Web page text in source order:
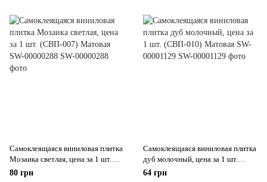
Самоклеящаяся виниловая плитка
Мозаика светлая, цена за 1 шт.
(СВП-007) Матовая SW-
80 грн
Самоклеящаяся виниловая плитка
дуб молочный, цена за 1 шт.
(СВП-010) Матовая SW-
64 грн